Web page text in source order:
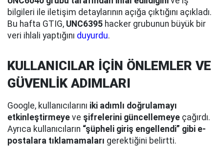
bilgileri ile iletişim detaylarının açığa çıktığını açıkladı.
Bu hafta GTIG, UNC6395 hacker grubunun büyük bir
veri ihlali yaptığını duyurdu.
KULLANICILAR İÇİN ÖNLEMLER VE
GÜVENLİK ADIMLARI
Google, kullanıcılarını iki adımlı doğrulamayı
etkinleştirmeye ve şifrelerini güncellemeye çağırdı.
Ayrıca kullanıcıların “şüpheli giriş engellendi” gibi e-
postalara tıklamamaları gerektiğini belirtti.